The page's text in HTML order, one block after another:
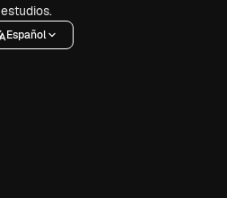
estudios.
Español